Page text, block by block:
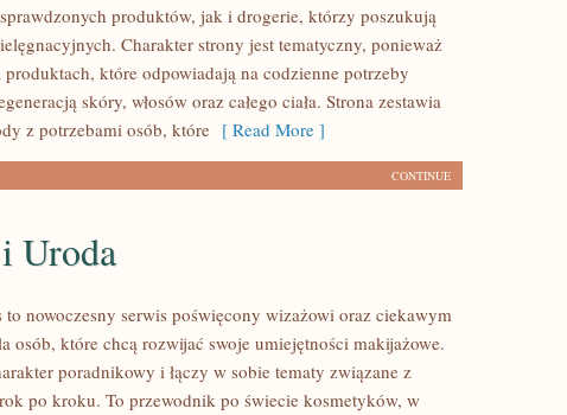
produktów, jak i drogerie, którzy poszukują
Charakter strony jest tematyczny, ponieważ
produktach, które odpowiadają na codzienne potrzeby
skóry, włosów oraz całego ciała. Strona zestawia
z potrzebami osób, które [ Read More ]
CONTINUE
Uroda
to nowoczesny serwis poświęcony wizażowi oraz ciekawym
osób, które chcą rozwijać swoje umiejętności makijażowe.
poradnikowy i łączy w sobie tematy związane z
po kroku. To przewodnik po świecie kosmetyków, w